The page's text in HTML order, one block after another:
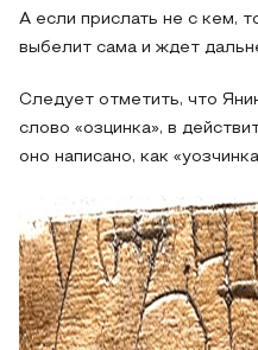
А если прислать не с кем,
выбелит сама и ждет
Следует отметить, что
слово «озцинка», в
оно написано, как